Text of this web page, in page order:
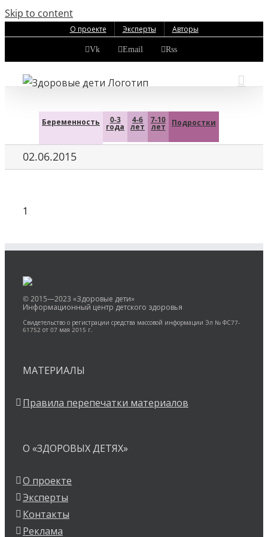
Skip to content
О проекте Эксперты Авторы
Vk Email Rss
Беременность 0-3
года
4-6
лет
7-10
лет Подростки
02.06.2015
1
© 2015—2023 «Здоровые дети»
Информационный центр детского здоровья
Свидетельство о регистрации средства массовой информации Эл № ФС77-
61752 от 07 мая 2015 г.
МАТЕРИАЛЫ
Правила перепечатки материалов
О «ЗДОРОВЫХ ДЕТЯХ»
О проекте
Эксперты
Контакты
Реклама